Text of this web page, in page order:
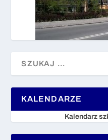
KALENDARZE
Kalendarz